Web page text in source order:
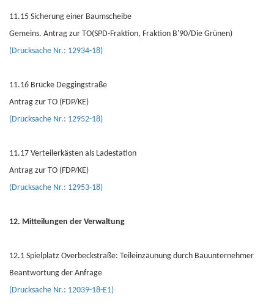
11.15 Sicherung einer Baumscheibe
Gemeins. Antrag zur TO(SPD-Fraktion, Fraktion B'90/Die Grünen)
(Drucksache Nr.: 12934-18)
11.16 Brücke Deggingstraße
Antrag zur TO (FDP/KE)
(Drucksache Nr.: 12952-18)
11.17 Verteilerkästen als Ladestation
Antrag zur TO (FDP/KE)
(Drucksache Nr.: 12953-18)
12. Mitteilungen der Verwaltung
12.1 Spielplatz Overbeckstraße: Teileinzäunung durch Bauunternehmer
Beantwortung der Anfrage
(Drucksache Nr.: 12039-18-E1)